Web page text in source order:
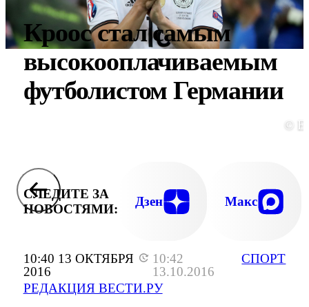
10:40 13 ОКТЯБРЯ
2016
10:42
13.10.2016
РЕДАКЦИЯ ВЕСТИ.РУ
СПОРТ
Кроос стал самым
высокооплачиваемым
футболистом Германии
©
СЛЕДИТЕ ЗА
НОВОСТЯМИ:
Дзен Макс